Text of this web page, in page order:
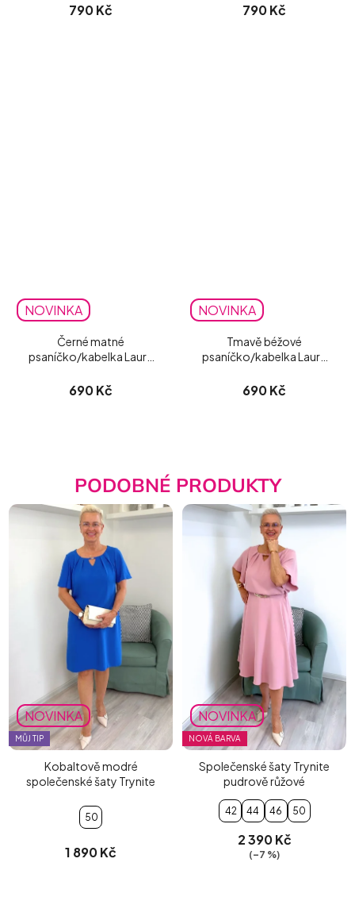
790 Kč 790 Kč
NOVINKA
Černé matné
psaníčko/kabelka Laura
690 Kč
NOVINKA
Tmavě béžové
psaníčko/kabelka Laura
690 Kč
PODOBNÉ PRODUKTY
NOVINKA
MŮJ TIP
Kobaltově modré
společenské šaty Trynite
50
1 890 Kč
NOVINKA
NOVÁ BARVA
Společenské šaty Trynite
pudrově růžové
42 44 46 50
2 390 Kč
(–7 %)